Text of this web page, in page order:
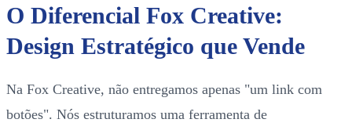
O Diferencial Fox Creative:
Design Estratégico que Vende
Na Fox Creative, não entregamos apenas "um link com
botões". Nós estruturamos uma ferramenta de